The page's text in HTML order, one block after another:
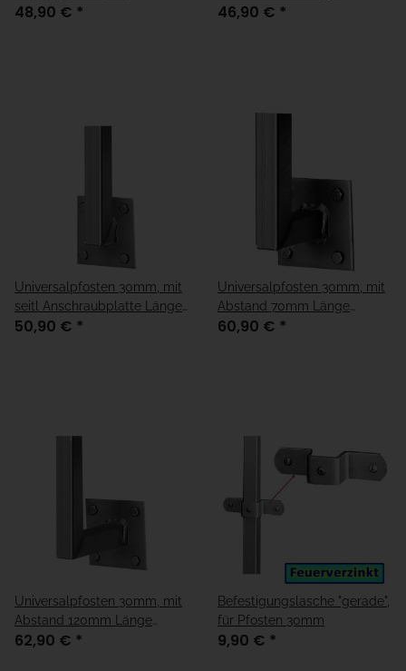
Anschraubplatte
48,90 € *
1020mm
46,90 € *
Universalpfosten 30mm, mit
seitl Anschraubplatte Länge
1150mm
50,90 € *
Universalpfosten 30mm, mit
Abstand 70mm Länge
1150mm
60,90 € *
Universalpfosten 30mm, mit
Abstand 120mm Länge
1150mm
62,90 € *
Befestigungslasche "gerade",
für Pfosten 30mm
9,90 € *